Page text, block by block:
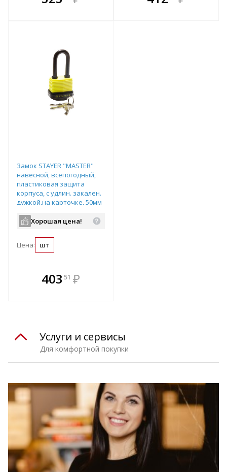
всегда выгоднее!
всегда выгоднее!
Замок STAYER "MASTER"
навесной, всепогодный,
пластиковая защита
корпуса, с удлин. закален.
дужкой,на карточке, 50мм
Хорошая цена!
Цена: шт
403 51 ₽
Для комфортной покупки
Услуги и сервисы